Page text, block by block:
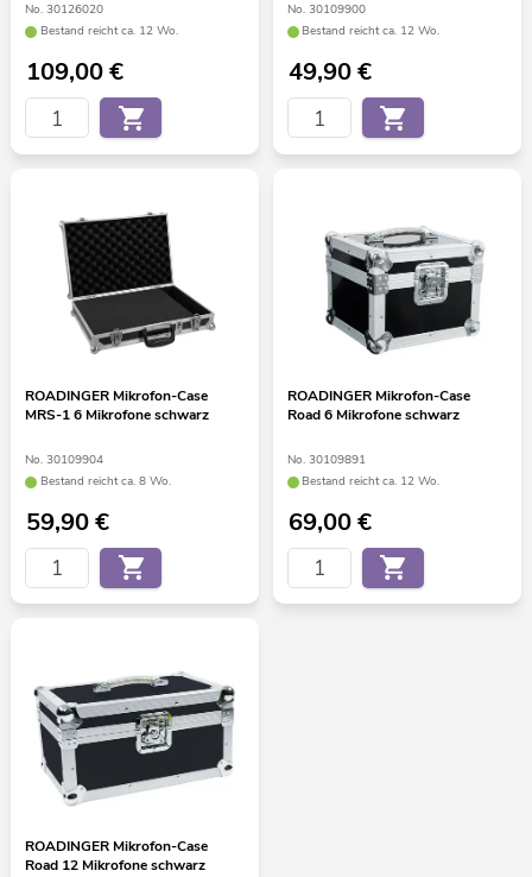
No. 30126020
Bestand reicht ca. 12 Wo.
109,00€
No. 30109900
Bestand reicht ca. 12 Wo.
49,90€
ROADINGER Mikrofon-Case
MRS-1 6 Mikrofone schwarz
No. 30109904
Bestand reicht ca. 8 Wo.
59,90€
ROADINGER Mikrofon-Case
Road 6 Mikrofone schwarz
No. 30109891
Bestand reicht ca. 12 Wo.
69,00€
ROADINGER Mikrofon-Case
Road 12 Mikrofone schwarz